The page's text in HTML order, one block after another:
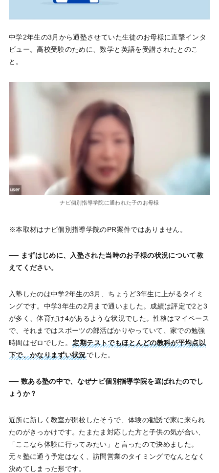
中学2年生の3月から通塾させていた生徒のお母様に直撃インタ
ビュー。高校受験のために、数学と英語を受講されたとのこ
と。
ナビ個別指導学院に通われた子のお母様
※本取材はナビ個別指導学院のPR案件ではありません。
── まずはじめに、入塾された当時のお子様の状況について教
えてください。
入塾したのは中学2年生の3月、ちょうど3年生に上がるタイミ
ングです。中学3年生の2月まで通いました。成績は評定で2と3
が多く、体育だけ4があるような状況でした。性格はマイペース
で、それまではスポーツの部活ばかりやっていて、家での勉強
時間はゼロでした。 定期テストでもほとんどの教科が平均点以
下で、かなりまずい状況でした。
── 数ある塾の中で、なぜナビ個別指導学院を選ばれたのでし
ょうか？
近所に新しく教室が開校したそうで、体験の勧誘で家に来られ
たのがきっかけです。たまたま対応した方と子供の気が合い、
「ここなら体験に行ってみたい」と言ったので決めました。
元々塾に通う予定はなく、訪問営業のタイミングでなんとなく
決めてしまった形です。